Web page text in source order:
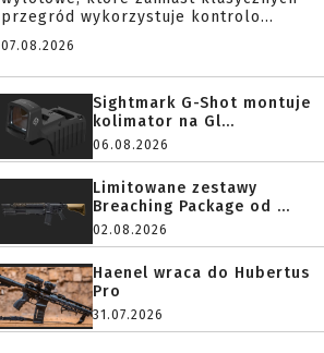
przegród wykorzystuje kontrolo...
07.08.2026
Sightmark G-Shot montuje
kolimator na Gl...
06.08.2026
Limitowane zestawy
Breaching Package od ...
02.08.2026
Haenel wraca do Hubertus
Pro
31.07.2026